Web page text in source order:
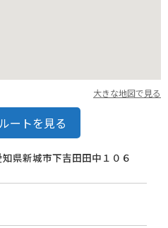
大きな地図で見る
ートを見る
県新城市下吉田田中１０６